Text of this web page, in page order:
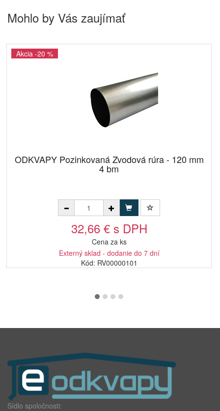
Mohlo by Vás zaujímať
Akcia -20 %
ODKVAPY Pozinkovaná Zvodová rúra - 120 mm
4 bm
32,66 € s DPH
Cena za ks
Externý sklad - dodanie do 7 dní
Kód: RV00000101
Sídlo spoločnosti: